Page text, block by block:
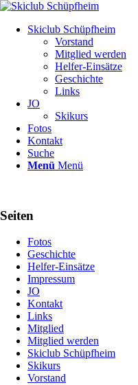
Skiclub Schüpfheim
Vorstand
Mitglied werden
Helfer-Einsätze
Geschichte
Links
JO
Skikurs
Fotos
Kontakt
Suche
Menü Menü
Seiten
Fotos
Geschichte
Helfer-Einsätze
Impressum
JO
Kontakt
Links
Mitglied
Mitglied werden
Skiclub Schüpfheim
Skikurs
Vorstand